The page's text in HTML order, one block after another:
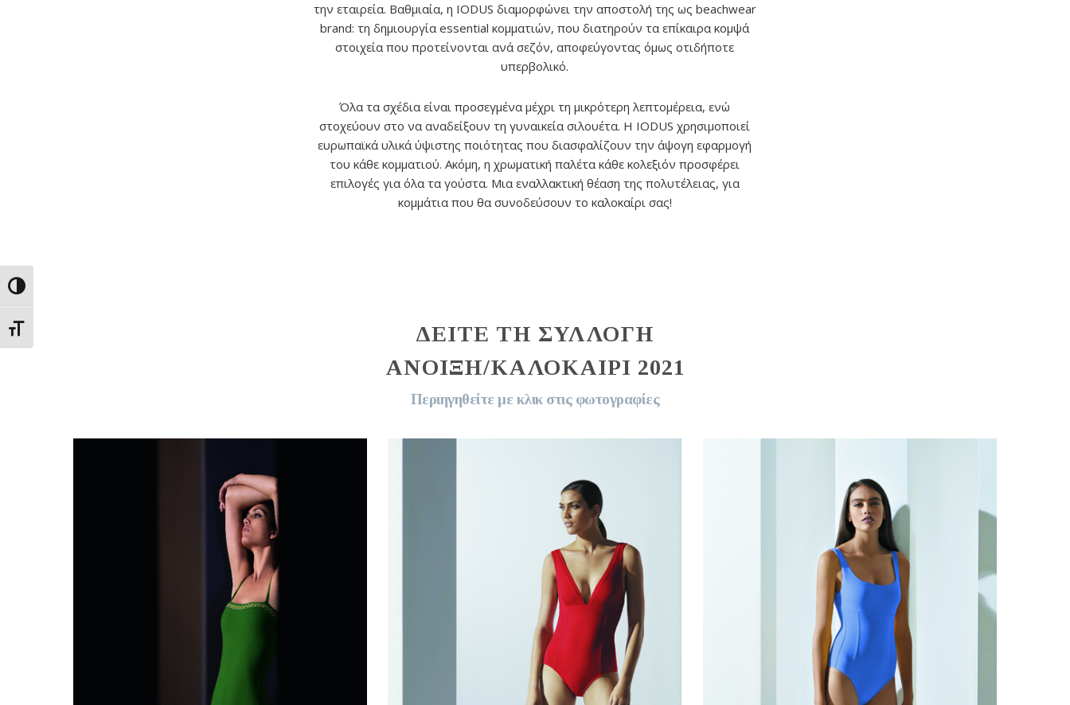
Εναλλαγή Υψηλής Αντίθεσης
Εναλλαγή Μεγέθους Γραμμάτων
την εταιρεία. Βαθμιαία, η IODUS διαμορφώνει την αποστολή της ως beachwear
brand: τη δημιουργία essential κομματιών, που διατηρούν τα επίκαιρα κομψά
στοιχεία που προτείνονται ανά σεζόν, αποφεύγοντας όμως οτιδήποτε
υπερβολικό.
Όλα τα σχέδια είναι προσεγμένα μέχρι τη μικρότερη λεπτομέρεια, ενώ
στοχεύουν στο να αναδείξουν τη γυναικεία σιλουέτα. Η IODUS χρησιμοποιεί
ευρωπαϊκά υλικά ύψιστης ποιότητας που διασφαλίζουν την άψογη εφαρμογή
του κάθε κομματιού. Ακόμη, η χρωματική παλέτα κάθε κολεξιόν προσφέρει
επιλογές για όλα τα γούστα. Μια εναλλακτική θέαση της πολυτέλειας, για
κομμάτια που θα συνοδεύσουν το καλοκαίρι σας!
ΔΕΙΤΕ ΤΗ ΣΥΛΛΟΓΗ
ΑΝΟΙΞΗ/ΚΑΛΟΚΑΙΡΙ 2021
Περιηγηθείτε με κλικ στις φωτογραφίες